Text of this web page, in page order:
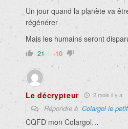
Un jour quand la planète va
régénérer
Mais les humains seront
21 -10
Le décrypteur 2 mois il y a
Répondre à Colargol le
CQFD mon Colargol…